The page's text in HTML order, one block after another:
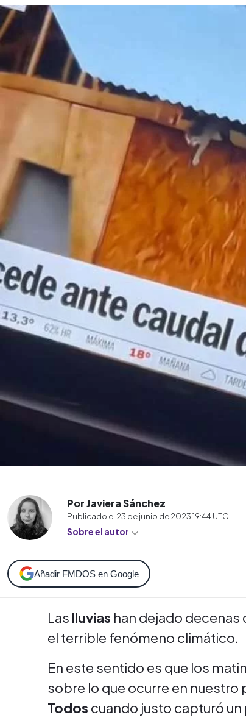
Por Javiera Sánchez
Publicado el 23 de junio de 2023 19:44 UTC
Sobre el autor
Añadir FMDOS en Google
Las lluvias han dejado
el terrible fenómeno climático.
En este sentido es que los
sobre lo que ocurre en nuestro
Todos cuando justo capturó